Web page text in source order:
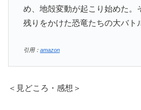
め、地殻変動が起こり始めた。
残りをかけた恐竜たちの大バト
引用： amazon
＜見どころ・感想＞